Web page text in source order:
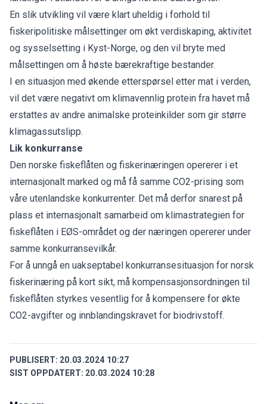
En slik utvikling vil være klart uheldig i forhold til
fiskeripolitiske målsettinger om økt verdiskaping, aktivitet
og sysselsetting i Kyst-Norge, og den vil bryte med
målsettingen om å høste bærekraftige bestander.
I en situasjon med økende etterspørsel etter mat i verden,
vil det være negativt om klimavennlig protein fra havet må
erstattes av andre animalske proteinkilder som gir større
klimagassutslipp.
Lik konkurranse
Den norske fiskeflåten og fiskerinæringen opererer i et
internasjonalt marked og må få samme CO2-prising som
våre utenlandske konkurrenter. Det må derfor snarest på
plass et internasjonalt samarbeid om klimastrategien for
fiskeflåten i EØS-området og der næringen opererer under
samme konkurransevilkår.
For å unngå en uakseptabel konkurransesituasjon for norsk
fiskerinæring på kort sikt, må kompensasjonsordningen til
fiskeflåten styrkes vesentlig for å kompensere for økte
CO2-avgifter og innblandingskravet for biodrivstoff.
PUBLISERT: 20.03.2024 10:27
SIST OPPDATERT: 20.03.2024 10:28